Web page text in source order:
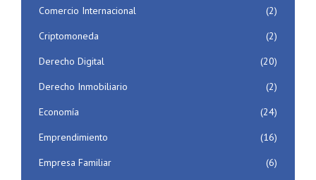
Comercio Internacional
(2)
Criptomoneda
(2)
Derecho Digital
(20)
Derecho Inmobiliario
(2)
Economía
(24)
Emprendimiento
(16)
Empresa Familiar
(6)